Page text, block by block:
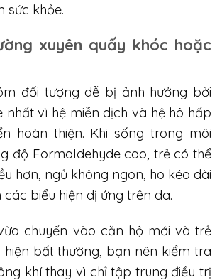
sức khỏe.
xuyên quấy khóc hoặc
đối tượng dễ bị ảnh hưởng bởi
nhất vì hệ miễn dịch và hệ hô hấp
hoàn thiện. Khi sống trong môi
độ Formaldehyde cao, trẻ có thể
hơn, ngủ không ngon, ho kéo dài
các biểu hiện dị ứng trên da.
chuyển vào căn hộ mới và trẻ
hiện bất thường, bạn nên kiểm tra
khí thay vì chỉ tập trung điều trị